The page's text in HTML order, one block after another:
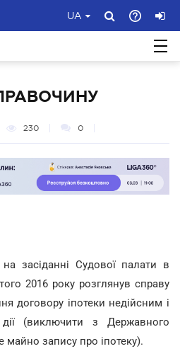
UA
230 0
засіданні Судової палати в
2016 року розглянув справу
договору іпотеки недійсним і
(виключити з Державного
майно запису про іпотеку).